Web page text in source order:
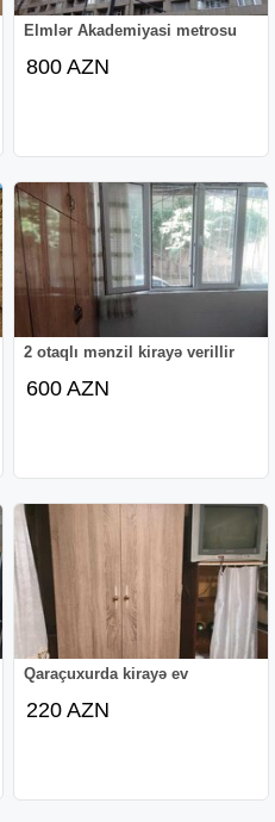
Elmlər Akademiyasi metrosu
800 AZN
2 otaqlı mənzil kirayə verillir
600 AZN
Qaraçuxurda kirayə ev
220 AZN